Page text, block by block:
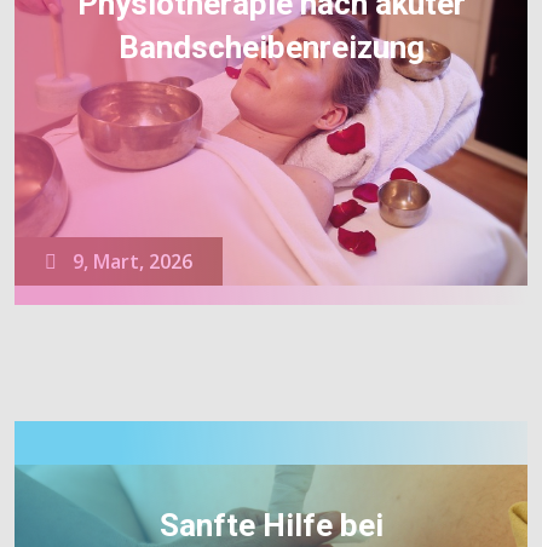
9, Mart, 2026
Bandscheibenreizung
Sanfte Hilfe bei